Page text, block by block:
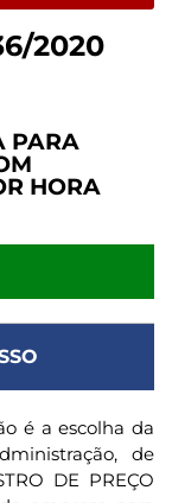
2020
PARA
HORA
é a escolha da
de
DE PREÇO